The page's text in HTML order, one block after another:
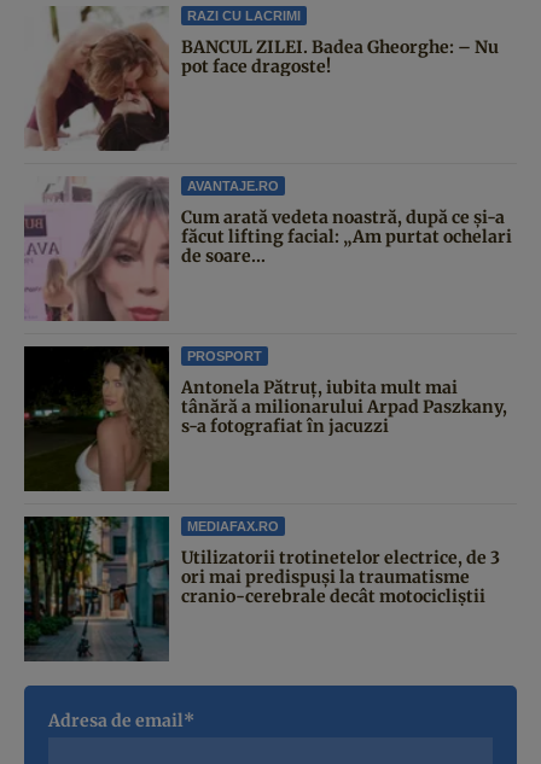
RAZI CU LACRIMI
BANCUL ZILEI. Badea Gheorghe: – Nu
pot face dragoste!
AVANTAJE.RO
Cum arată vedeta noastră, după ce și-a
făcut lifting facial: „Am purtat ochelari
de soare...
PROSPORT
Antonela Pătruț, iubita mult mai
tânără a milionarului Arpad Paszkany,
s-a fotografiat în jacuzzi
MEDIAFAX.RO
Utilizatorii trotinetelor electrice, de 3
ori mai predispuși la traumatisme
cranio-cerebrale decât motocicliștii
Adresa de email*